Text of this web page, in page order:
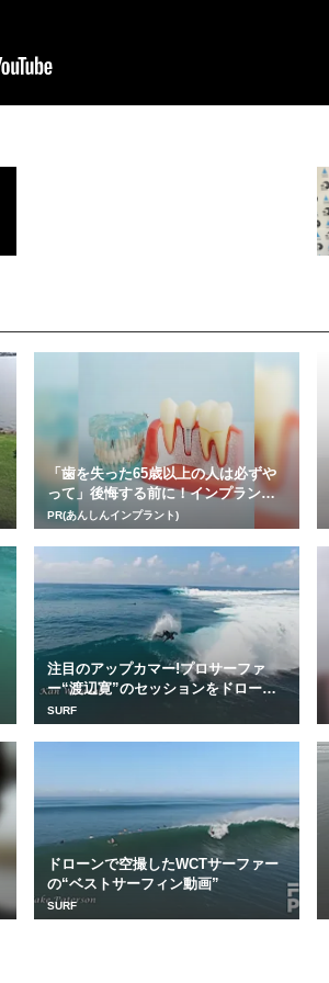
「歯を失った65歳以上の人は必ずや
って」後悔する前に！インプラント
という選択肢。
PR(あんしんインプラント)
注目のアップカマー!プロサーファ
ー“渡辺寛”のセッションをドローン
空撮
SURF
ドローンで空撮したWCTサーファー
の“ベストサーフィン動画”
SURF